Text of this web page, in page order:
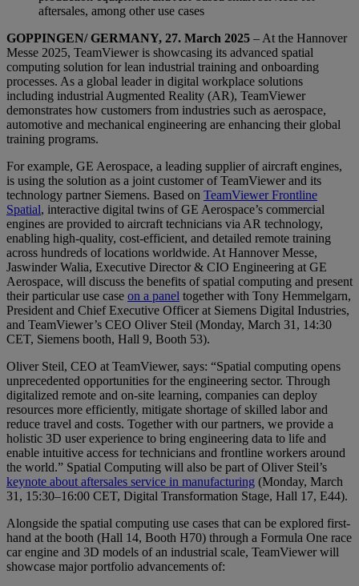
aftersales, among other use cases
GOPPINGEN/ GERMANY, 27. March 2025 – At the Hannover
Messe 2025, TeamViewer is showcasing its advanced spatial
computing solution for lean industrial training and onboarding
processes. As a global leader in digital workplace solutions
including industrial Augmented Reality (AR), TeamViewer
demonstrates how customers from industries such as aerospace,
automotive and mechanical engineering are enhancing their global
training programs.
For example, GE Aerospace, a leading supplier of aircraft engines,
is using the solution as a joint customer of TeamViewer and its
technology partner Siemens. Based on TeamViewer Frontline
Spatial, interactive digital twins of GE Aerospace’s commercial
engines are provided to aircraft technicians via AR technology,
enabling high-quality, cost-efficient, and detailed remote training
across hundreds of locations worldwide. At Hannover Messe,
Jaswinder Walia, Executive Director & CIO Engineering at GE
Aerospace, will discuss the benefits of spatial computing and present
their particular use case on a panel together with Tony Hemmelgarn,
President and Chief Executive Officer at Siemens Digital Industries,
and TeamViewer’s CEO Oliver Steil (Monday, March 31, 14:30
CET, Siemens booth, Hall 9, Booth 53).
Oliver Steil, CEO at TeamViewer, says: “Spatial computing opens
unprecedented opportunities for the engineering sector. Through
digitalized remote and on-site learning, companies can deploy
resources more efficiently, mitigate shortage of skilled labor and
reduce travel and costs. Together with our partners, we provide a
holistic 3D user experience to bring engineering data to life and
enable intuitive access for technicians and frontline workers around
the world.” Spatial Computing will also be part of Oliver Steil’s
keynote about aftersales service in manufacturing (Monday, March
31, 15:30–16:00 CET, Digital Transformation Stage, Hall 17, E44).
Alongside the spatial computing use cases that can be explored first-
hand at the booth (Hall 14, Booth H70) through a Formula One race
car engine and 3D models of an industrial scale, TeamViewer will
showcase major portfolio advancements of: